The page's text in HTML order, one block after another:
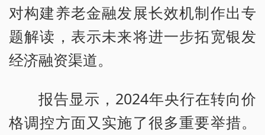
对构建养老金融发展长效机制作出专
题解读，表示未来将进一步拓宽银发
经济融资渠道。
报告显示，2024年央行在转向价
格调控方面又实施了很多重要举措。